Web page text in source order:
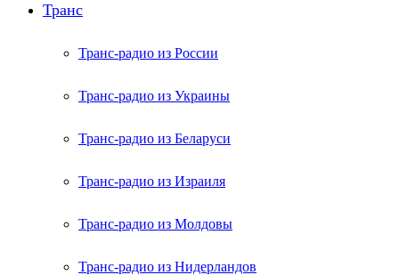
Транс
Транс-радио из России
Транс-радио из Украины
Транс-радио из Беларуси
Транс-радио из Израиля
Транс-радио из Молдовы
Транс-радио из Нидерландов